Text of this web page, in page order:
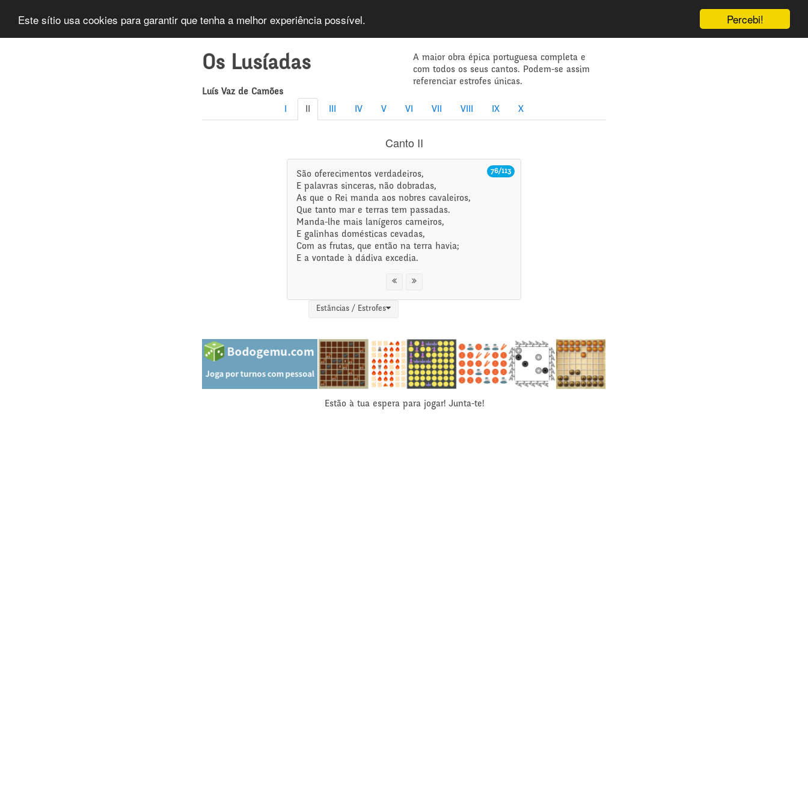
Percebi!
Este sítio usa cookies para garantir que tenha a melhor experiência possível.
Os Lusíadas
Luís Vaz de Camões
A maior obra épica portuguesa completa e
com todos os seus cantos. Podem-se assim
referenciar estrofes únicas.
IV V VI VII VIII IX X
Canto II
76/113
São oferecimentos verdadeiros,
E palavras sinceras, não dobradas,
As que o Rei manda aos nobres cavaleiros,
Que tanto mar e terras tem passadas.
Manda-lhe mais lanígeros carneiros,
E galinhas domésticas cevadas,
Com as frutas, que então na terra havia;
E a vontade à dádiva excedia.
Estâncias / Estrofes
Estão à tua espera para jogar! Junta-te!